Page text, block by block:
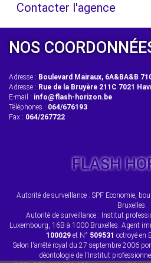
Contacter l'agence
NOS
Adresse : Boulevard Mairaux, 6A&BA&B
Adresse : Rue de la Bruyère 211C 7021
E-mail : info@flash-horizon.be
Téléphones : 064/676193
Fax : 064/267722
FLASH
Autorité de surveillance : SPF Economie,
Bruxelles.
Autorité de surveillance : Institut
Luxembourg, 16B à 1000 Bruxelles. Agent
100029et N° 509531 octroyé en
Selon l'arrêté royal du 27 septembre 2006
déontologie de l'Institut